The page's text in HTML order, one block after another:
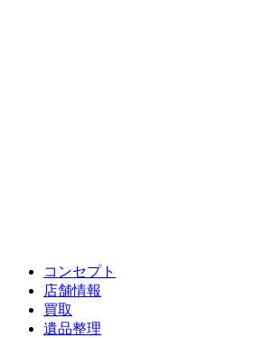
コンセプト
店舗情報
買取
遺品整理